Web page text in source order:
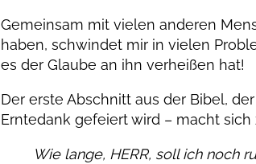
Gemeinsam mit vielen anderen
haben, schwindet mir in vielen
es der Glaube an ihn verheißen hat!
Der erste Abschnitt aus der Bibel,
Erntedank gefeiert wird – macht
Wie lange, HERR, soll ich noch